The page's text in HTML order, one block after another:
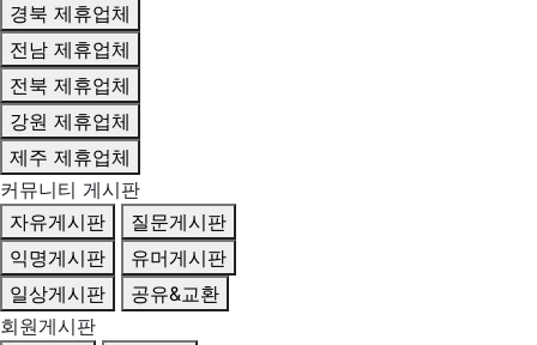
경북 제휴업체
전남 제휴업체
전북 제휴업체
강원 제휴업체
제주 제휴업체
커뮤니티 게시판
자유게시판
질문게시판
익명게시판
유머게시판
일상게시판
공유&교환
회원게시판